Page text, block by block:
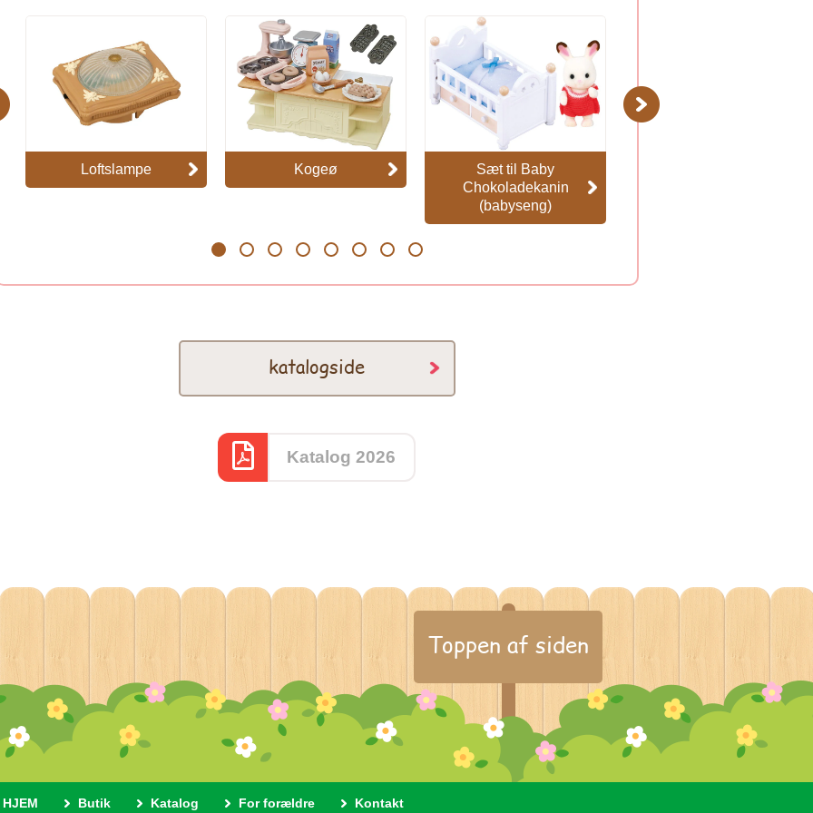
Loftslampe Kogeø
Sæt til Baby
Chokoladekanin
(babyseng)
Next
katalogside
Katalog 2026
Toppen af siden
HJEM Butik Katalog For forældre Kontakt